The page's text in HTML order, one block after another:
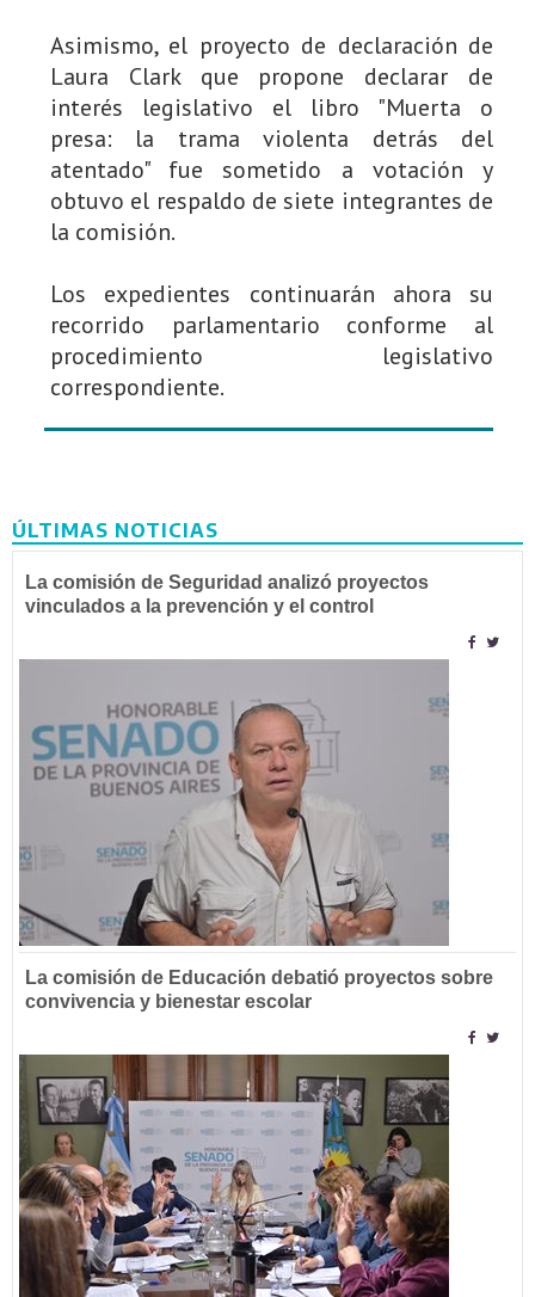
Asimismo, el proyecto de declaración de
Laura Clark que propone declarar de
interés legislativo el libro "Muerta o
presa: la trama violenta detrás del
atentado" fue sometido a votación y
obtuvo el respaldo de siete integrantes de
la comisión.
Los expedientes continuarán ahora su
recorrido parlamentario conforme al
procedimiento legislativo
correspondiente.
ÚLTIMAS NOTICIAS
La comisión de Seguridad analizó proyectos
vinculados a la prevención y el control
La comisión de Educación debatió proyectos sobre
convivencia y bienestar escolar